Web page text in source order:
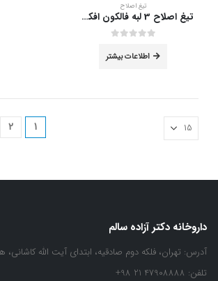
تیغ اصلاح
تیغ اصلاح 3 لبه فالکون افکس بسته 4 عددی
اطلاعات بیشتر
1
2
داروخانه دکتر آزاده سالم
آدرس: تهران، فلکه دوم صادقیه، ابتدای آیت الله
تلفن: 47908888 21 98+